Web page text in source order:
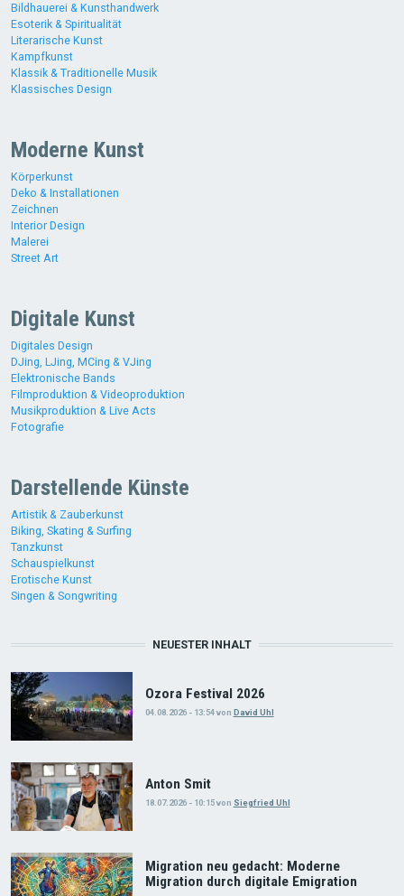
Bildhauerei & Kunsthandwerk
Esoterik & Spiritualität
Literarische Kunst
Kampfkunst
Klassik & Traditionelle Musik
Klassisches Design
Moderne Kunst
Körperkunst
Deko & Installationen
Zeichnen
Interior Design
Malerei
Street Art
Digitale Kunst
Digitales Design
DJing, LJing, MCing & VJing
Elektronische Bands
Filmproduktion & Videoproduktion
Musikproduktion & Live Acts
Fotografie
Darstellende Künste
Artistik & Zauberkunst
Biking, Skating & Surfing
Tanzkunst
Schauspielkunst
Erotische Kunst
Singen & Songwriting
NEUESTER INHALT
Ozora Festival 2026
04.08.2026 - 13:54 von David Uhl
Anton Smit
18.07.2026 - 10:15 von Siegfried Uhl
Migration neu gedacht: Moderne
Migration durch digitale Emigration